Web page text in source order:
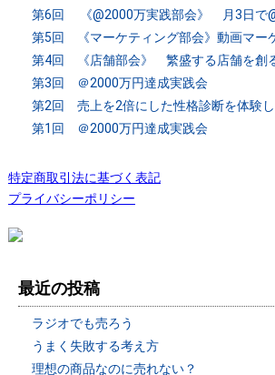
第6回 《@2000万実践部会》 月3日で
第5回 《マーケティング部会》動画マー
第4回 《店舗部会》 繁盛する店舗を創
第3回 ＠2000万円達成実践会
第2回 売上を2倍にした性格診断を体験し
第1回 ＠2000万円達成実践会
特定商取引法に基づく表記
プライバシーポリシー
最近の投稿
ラジオでも売ろう
うまく失敗する考え方
理想の商品なのに売れない？